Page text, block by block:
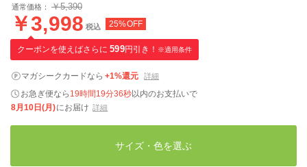
通常価格： ￥5,390
￥3,998 税込 25%OFF
クーポンを使えばさらに 599円引き！ ※適用条件
マガシークカードなら +1%還元 詳細
お急ぎ便なら 19時間19分35秒以内のお支払いで
8月10日(月)にお届け 詳細
サイズ・色を選ぶ